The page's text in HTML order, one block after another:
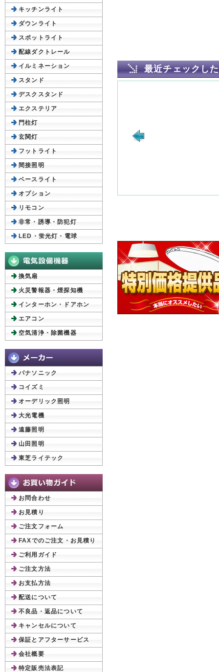
最近チェックし
キッチンライト
ダウンライト
スポットライト
配線ダクトレール
イルミネーション
スタンド
デスクスタンド
エクステリア
門柱灯
玄関灯
フットライト
間接照明
ベースライト
オプション
リモコン
非常・誘導・防犯灯
LED・蛍光灯・電球
換気扇
火災警報器・煙探知機
インターホン・ドアホン
エアコン
空気清浄・除菌機器
パナソニック
コイズミ
オーデリック照明
大光電機
遠藤照明
山田照明
東芝ライテック
お問合わせ
お見積り
ご注文フォーム
FAXでのご注文・お見積り
ご利用ガイド
ご注文方法
お支払方法
配送について
不良品・返品について
キャンセルについて
保証とアフターサービス
会社概要
特定販売法表記